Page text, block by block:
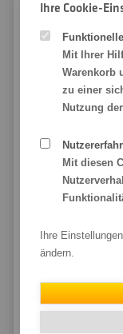
Hahnemühle
Hahnemühle
Hahnemühle
Hahnemühle
Fototapete
RollUp Film
PopUp Film
Ferro Film
Ferro Canvas
Canvas
Ihre Cookie-
Funktionelle
Mit Ihrer
Warenkorb
zu einer
Nutzung
Mit diesen
Ihre
ändern.